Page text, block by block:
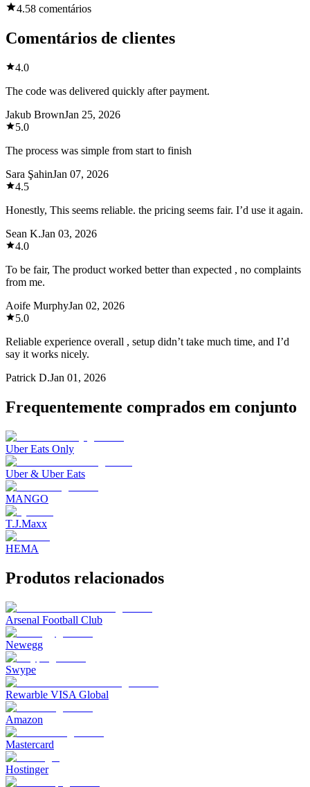
4.58 comentários
Comentários de clientes
4.0
The code was delivered quickly after payment.
Jakub BrownJan 25, 2026
5.0
The process was simple from start to finish
Sara ŞahinJan 07, 2026
4.5
Honestly, This seems reliable. the pricing seems fair. I’d use it again.
Sean K.Jan 03, 2026
4.0
To be fair, The product worked better than expected , no complaints
from me.
Aoife MurphyJan 02, 2026
5.0
Reliable experience overall , setup didn’t take much time, and I’d
say it works nicely.
Patrick D.Jan 01, 2026
Frequentemente comprados em conjunto
Uber Eats Only
Uber & Uber Eats
MANGO
T.J.Maxx
HEMA
Produtos relacionados
Arsenal Football Club
Newegg
Swype
Rewarble VISA Global
Amazon
Mastercard
Hostinger